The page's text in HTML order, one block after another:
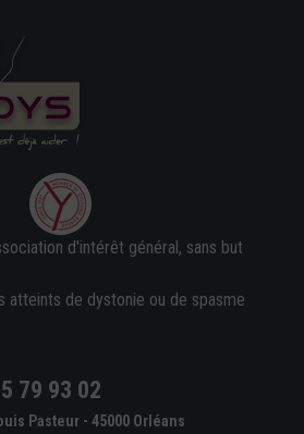
d'intérêt général, sans but
atteints de dystonie ou de spasme
79 93 02
Pasteur - 45000 Orléans